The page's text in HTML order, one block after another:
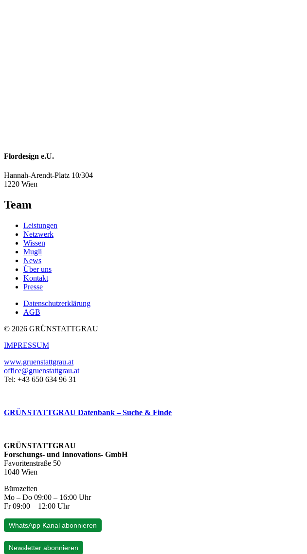
Flordesign e.U.
Hannah-Arendt-Platz 10/304
1220 Wien
Team
Leistungen
Netzwerk
Wissen
Mugli
News
Über uns
Kontakt
Presse
Datenschutzerklärung
AGB
© 2026 GRÜNSTATTGRAU
IMPRESSUM
www.gruenstattgrau.at
office@gruenstattgrau.at
Tel: +43 650 634 96 31
GRÜNSTATTGRAU Datenbank – Suche & Finde
GRÜNSTATTGRAU
Forschungs- und Innovations- GmbH
Favoritenstraße 50
1040 Wien
Bürozeiten
Mo – Do 09:00 – 16:00 Uhr
Fr 09:00 – 12:00 Uhr
WhatsApp Kanal abonnieren
Newsletter abonnieren